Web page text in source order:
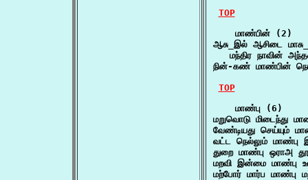
TOP
    மாண்பின் (2)
ஆசு_இல் ஆசிடை
மந்திர நாவின்
நின்-கண் மாண்பின்
TOP
    மாண்பு (6)
மறுவொடு மிடைந்து
வேண்டியது செய்யும்
வட்ட நெல்லும்
துறை மாண்பு
மறவி இன்மை மாண்பு
மற்போர் மார்ப